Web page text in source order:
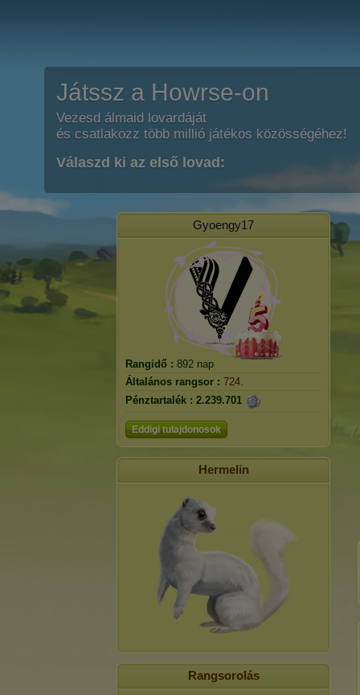
Játssz a Howrse-on
Vezesd álmaid lovardáját
és csatlakozz több millió játékos közösségéhez!
Válaszd ki az első lovad:
Gyoengy17
Rangidő : 892 nap
Általános rangsor : 724.
Pénztartalék : 2.239.701
Eddigi tulajdonosok
Hermelin
Rangsorolás